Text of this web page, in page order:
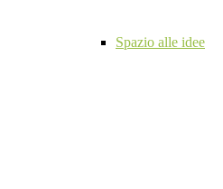
Spazio alle idee